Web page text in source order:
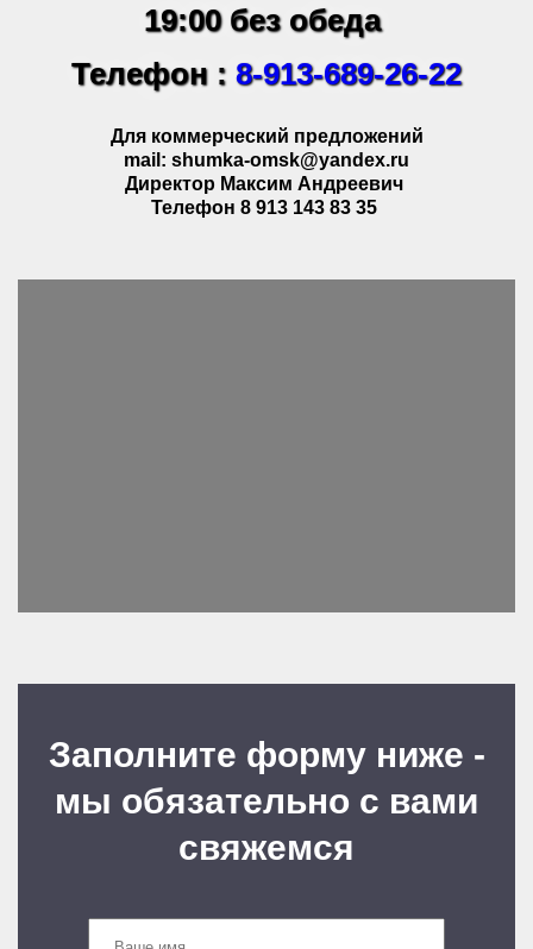
19:00 без обеда
Телефон : 8-913-689-26-22
Для коммерческий предложений
mail: shumka-omsk@yandex.ru
Директор Максим Андреевич
Телефон 8 913 143 83 35
Заполните форму ниже -
мы обязательно с вами
свяжемся